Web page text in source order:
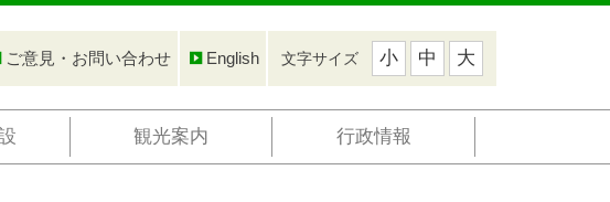
ご意見・お問い合わせ English 文字サイズ 小 中 大
観光案内 行政情報